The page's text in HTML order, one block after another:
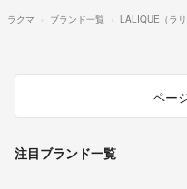
ラクマ ブランド一覧 LALIQUE（ラリ
ペー
注目ブランド一覧